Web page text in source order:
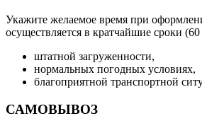
Укажите желаемое время при
осуществляется в кратчайшие сроки
штатной загруженности,
нормальных погодных условиях,
благоприятной транспортной
САМОВЫВОЗ